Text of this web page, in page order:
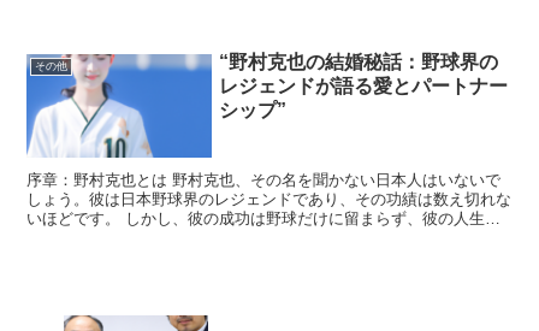
その他
“野村克也の結婚秘話：野球界の
レジェンドが語る愛とパートナー
シップ”
序章：野村克也とは 野村克也、その名を聞かない日本人はいないで
しょう。彼は日本野球界のレジェンドであり、その功績は数え切れな
いほどです。 しかし、彼の成功は野球だけに留まらず、彼の人生哲